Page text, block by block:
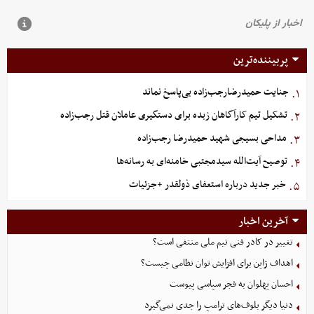
پربیننده‌ترین
۱. جنایت حمیدرضارجب‌زاده بی‌پاسخ نماند
۲. تشکیل تیم کارآگاهان زبده برای دستگیری عاملان قتل رجب‌زاده
۳. مداحی بسیجی شهید حمیدرضا رجب‌زاده
۴. توصیح آیت‌الله سیدمجتبی خامنه‌ای به رسانه‌ها
۵. خبر جدید درباره استعفای ذولقدر +جزئیات
آخرین اخبار
تغییر در کادر فنی تیم ملی منتفی است؟
اهداف ژاپن برای افزایش توان نظامی چیست؟
احسان پهلوان به فجر سپاسی پیوست
دنیا دیگر بلوف‌های ترامپ را جدی نمی‌گیرد